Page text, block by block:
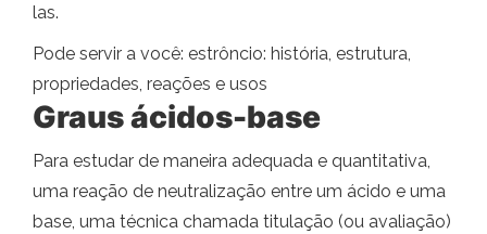
las.
Pode servir a você: estrôncio: história, estrutura,
propriedades, reações e usos
Graus ácidos-base
Para estudar de maneira adequada e quantitativa,
uma reação de neutralização entre um ácido e uma
base, uma técnica chamada titulação (ou avaliação)